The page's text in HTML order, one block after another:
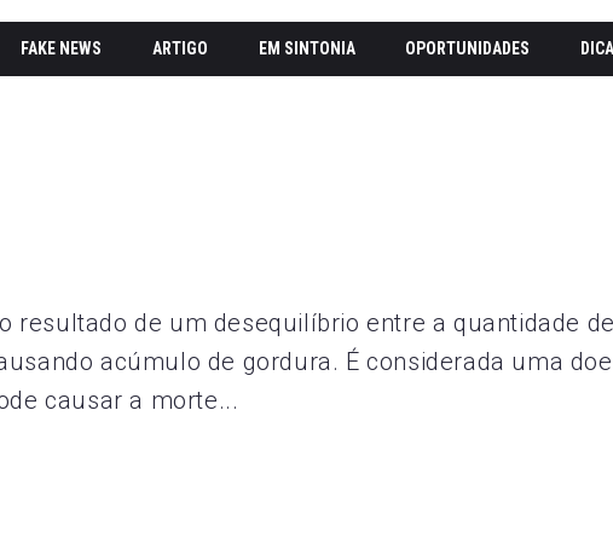
FAKE NEWS ARTIGO EM SINTONIA OPORTUNIDADES
resultado de um desequilíbrio entre a quantidade de
acúmulo de gordura. É considerada uma
causar a morte...